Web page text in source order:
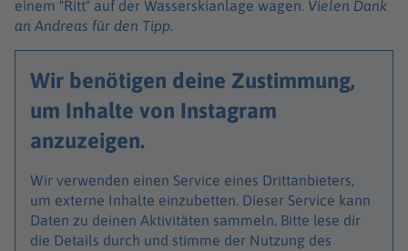
einem "Ritt" auf der Wasserskianlage wagen. Vielen Dank
an Andreas für den Tipp.
Wir benötigen deine Zustimmung,
um Inhalte von Instagram
anzuzeigen.
Wir verwenden einen Service eines Drittanbieters,
um externe Inhalte einzubetten. Dieser Service kann
Daten zu deinen Aktivitäten sammeln. Bitte lese dir
die Details durch und stimme der Nutzung des